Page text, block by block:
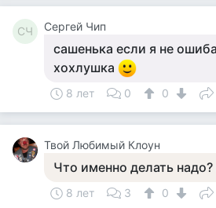
СЧ Сергей Чип
сашенька если я не
хохлушка
8 лет 0 0
Твой Любимый Клоун
Что именно делать надо?
8 лет 3
0